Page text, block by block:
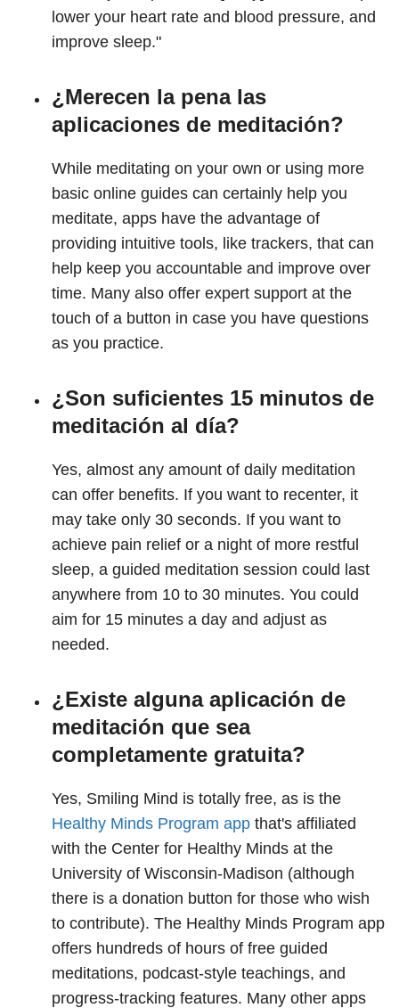
lower your heart rate and blood pressure, and
improve sleep."
¿Merecen la pena las
aplicaciones de meditación?
While meditating on your own or using more
basic online guides can certainly help you
meditate, apps have the advantage of
providing intuitive tools, like trackers, that can
help keep you accountable and improve over
time. Many also offer expert support at the
touch of a button in case you have questions
as you practice.
¿Son suficientes 15 minutos de
meditación al día?
Yes, almost any amount of daily meditation
can offer benefits. If you want to recenter, it
may take only 30 seconds. If you want to
achieve pain relief or a night of more restful
sleep, a guided meditation session could last
anywhere from 10 to 30 minutes. You could
aim for 15 minutes a day and adjust as
needed.
¿Existe alguna aplicación de
meditación que sea
completamente gratuita?
Yes, Smiling Mind is totally free, as is the
Healthy Minds Program app that's affiliated
with the Center for Healthy Minds at the
University of Wisconsin-Madison (although
there is a donation button for those who wish
to contribute). The Healthy Minds Program app
offers hundreds of hours of free guided
meditations, podcast-style teachings, and
progress-tracking features. Many other apps